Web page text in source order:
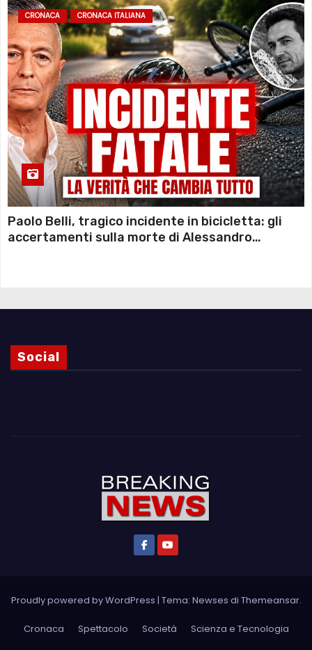
CRONACA CRONACA ITALIANA
Paolo Belli, tragico incidente in bicicletta: gli
accertamenti sulla morte di Alessandro
Social
Proudly powered by WordPress | Tema: Newses di Themeansar.
Cronaca Spettacolo Società
Scienza e Tecnologia